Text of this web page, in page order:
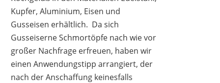
Kupfer, Aluminium, Eisen und
Gusseisen erhältlich. Da sich
Gusseiserne Schmortöpfe nach wie vor
großer Nachfrage erfreuen, haben wir
einen Anwendungstipp arrangiert, der
nach der Anschaffung keinesfalls